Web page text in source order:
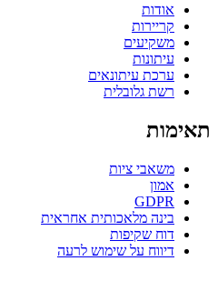
אודות
קריירות
משקיעים
עיתונות
ערכת עיתונאים
רשת גלובלית
תאימות
משאבי ציות
אמון
GDPR
בינה מלאכותית אחראית
דוח שקיפות
דיווח על שימוש לרעה